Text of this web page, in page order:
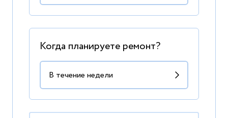
Когда планируете ремонт?